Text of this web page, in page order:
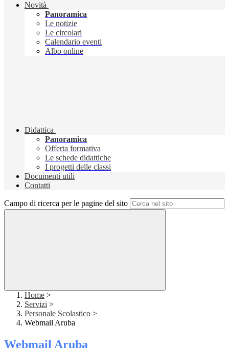
Novità
Panoramica
Le notizie
Le circolari
Calendario eventi
Albo online
Didattica
Panoramica
Offerta formativa
Le schede didattiche
I progetti delle classi
Documenti utili
Contatti
Campo di ricerca per le pagine del sito
Home >
Servizi >
Personale Scolastico >
Webmail Aruba
Webmail Aruba